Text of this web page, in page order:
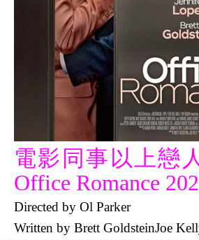
電影同事以上戀
Office Romance
Directed by Ol Parker
Written by Brett GoldsteinJoe